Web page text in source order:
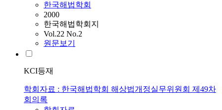
한국해법학회
2000
한국해법학회지
Vol.22 No.2
원문보기
KCI등재
학회자료 : 한국해법학회 해상법개정실무위원회 제49차
회의록